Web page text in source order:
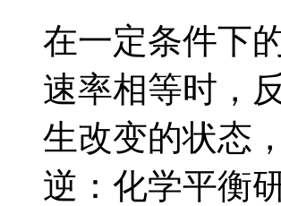
在一定条件下
速率相等时，
生改变的状态
逆：化学平衡